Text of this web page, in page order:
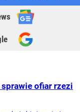
ofiar rzezi